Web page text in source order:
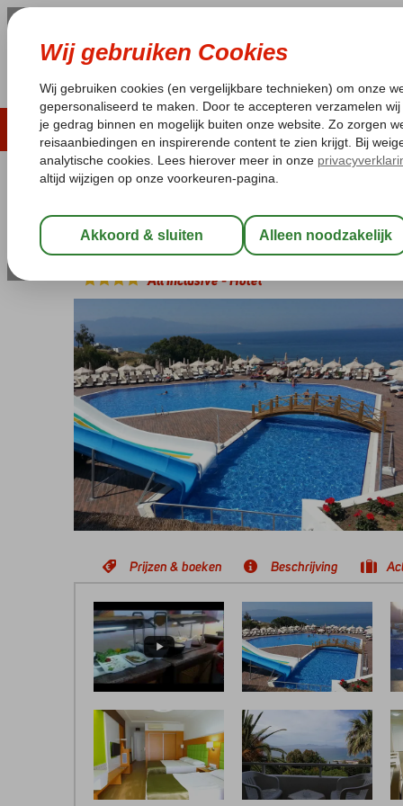
ZOMER 2026 LAST MINUTES
Laagsteprijsgarantie* Geen
Home
Turkije Egeische kust Bodrum Turgutreis Woxxie Hotel
Woxxie Hotel
All Inclusive-Hotel
Prijzen & boeken Beschrijving